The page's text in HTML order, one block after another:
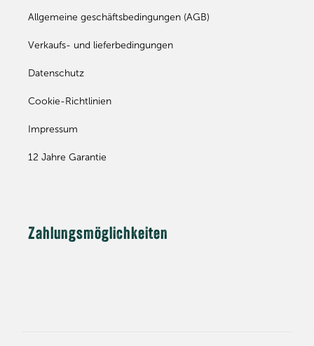
Allgemeine geschäftsbedingungen (AGB)
Verkaufs- und lieferbedingungen
Datenschutz
Cookie-Richtlinien
Impressum
12 Jahre Garantie
Zahlungsmöglichkeiten